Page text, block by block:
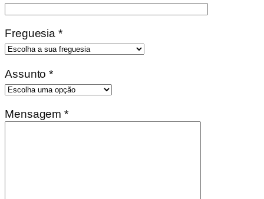
Freguesia *
Assunto *
Mensagem *